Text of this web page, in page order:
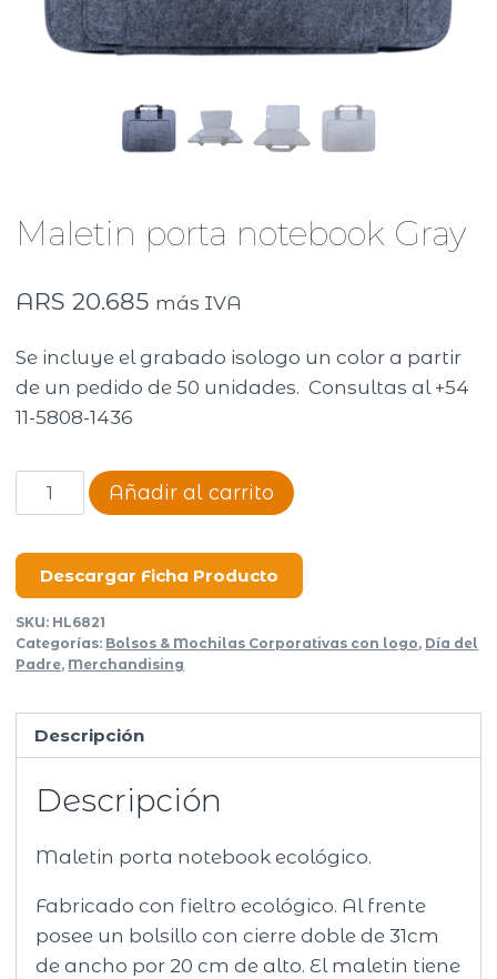
Maletin porta notebook Gray
ARS 20.685 más IVA
Se incluye el grabado isologo un color a partir
de un pedido de 50 unidades. Consultas al +54
11-5808-1436
Maletin
porta
Gray
cantidad
Añadir al carrito
Descargar Ficha Producto
SKU: HL6821
Categorías: Bolsos & Mochilas Corporativas con logo, Día del
Padre, Merchandising
Descripción
Descripción
Maletin porta notebook ecológico.
Fabricado con fieltro ecológico. Al frente
posee un bolsillo con cierre doble de 31cm
de ancho por 20 cm de alto. El maletin tiene